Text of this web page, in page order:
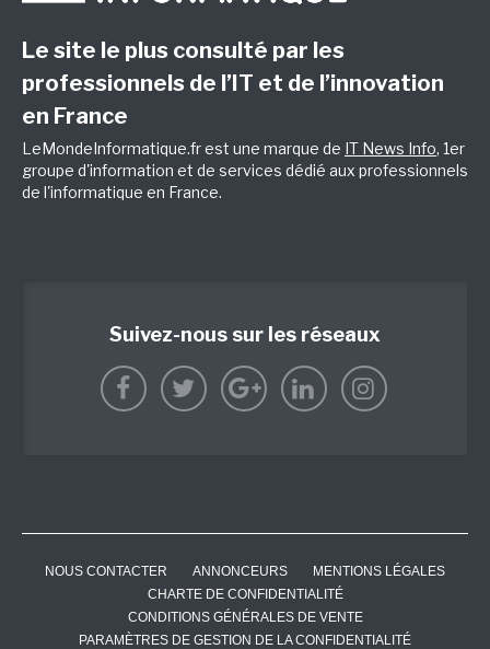
Le site le plus consulté par les
professionnels de l’IT et de l’innovation
en France
LeMondeInformatique.fr est une marque de IT News Info, 1er
groupe d'information et de services dédié aux professionnels
de l'informatique en France.
Suivez-nous sur les réseaux
NOUS CONTACTER ANNONCEURS
MENTIONS LÉGALES
CHARTE DE CONFIDENTIALITÉ
CONDITIONS GÉNÉRALES DE VENTE
PARAMÈTRES DE GESTION DE LA CONFIDENTIALITÉ